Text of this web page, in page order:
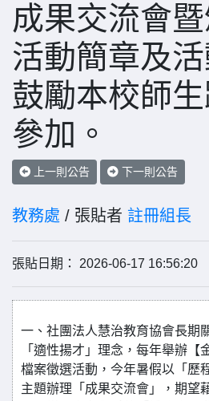
成果交流會
活動簡章及活
鼓勵本校師
參加。
上一則公告 下一則公告
教務處 / 張貼者 註冊組長
張貼日期： 2026-06-17 16:56:20
一、社團法人慧治教育協會長期
「適性揚才」理念，每年舉辦【
檔案徵選活動，今年暑假以「歷
主題辦理「成果交流會」，期望